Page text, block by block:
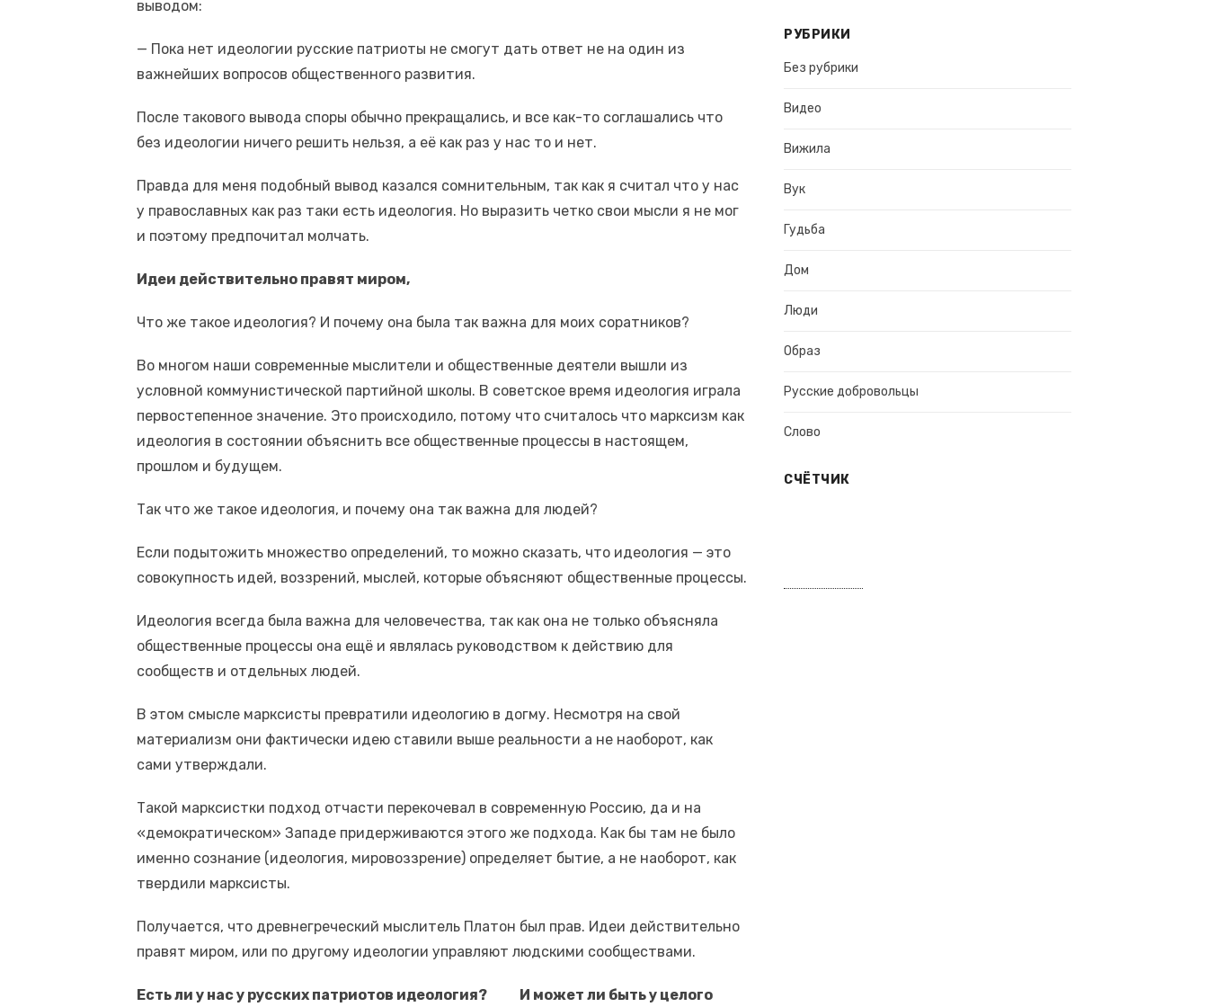
выводом:
— Пока нет идеологии русские патриоты не смогут дать ответ не на один из
важнейших вопросов общественного развития.
После такового вывода споры обычно прекращались, и все как-то соглашались что
без идеологии ничего решить нельзя, а её как раз у нас то и нет.
Правда для меня подобный вывод казался сомнительным, так как я считал что у нас
у православных как раз таки есть идеология. Но выразить четко свои мысли я не мог
и поэтому предпочитал молчать.
Идеи действительно правят миром,
Что же такое идеология? И почему она была так важна для моих соратников?
Во многом наши современные мыслители и общественные деятели вышли из
условной коммунистической партийной школы. В советское время идеология играла
первостепенное значение. Это происходило, потому что считалось что марксизм как
идеология в состоянии объяснить все общественные процессы в настоящем,
прошлом и будущем.
Так что же такое идеология, и почему она так важна для людей?
Если подытожить множество определений, то можно сказать, что идеология — это
совокупность идей, воззрений, мыслей, которые объясняют общественные процессы.
Идеология всегда была важна для человечества, так как она не только объясняла
общественные процессы она ещё и являлась руководством к действию для
сообществ и отдельных людей.
В этом смысле марксисты превратили идеологию в догму. Несмотря на свой
материализм они фактически идею ставили выше реальности а не наоборот, как
сами утверждали.
Такой марксистки подход отчасти перекочевал в современную Россию, да и на
«демократическом» Западе придерживаются этого же подхода. Как бы там не было
именно сознание (идеология, мировоззрение) определяет бытие, а не наоборот, как
твердили марксисты.
Получается, что древнегреческий мыслитель Платон был прав. Идеи действительно
правят миром, или по другому идеологии управляют людскими сообществами.
Есть ли у нас у русских патриотов идеология? И может ли быть у целого
РУБРИКИ
Без рубрики
Видео
Вижила
Вук
Гудьба
Дом
Люди
Образ
Русские добровольцы
Слово
СЧЁТЧИК